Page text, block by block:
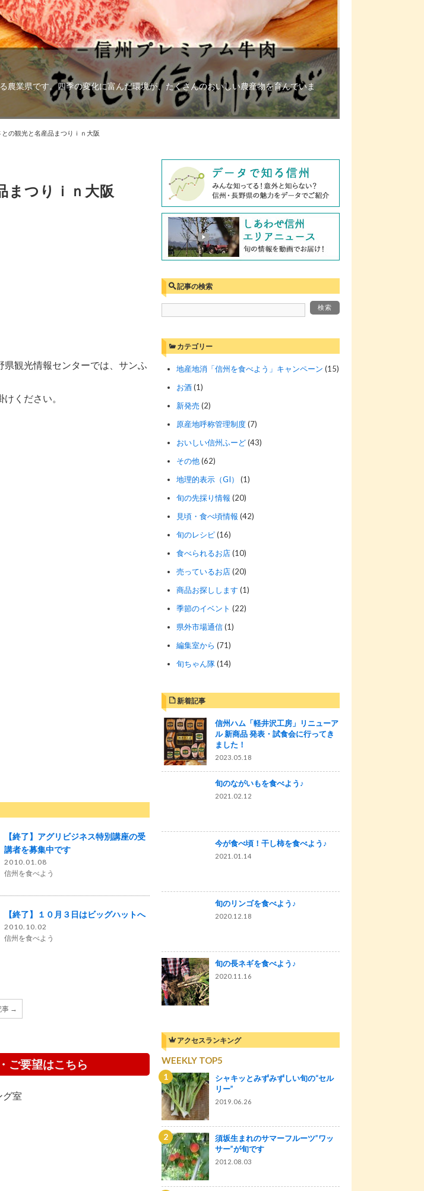
業県です。四季の変化に富んだ環境が、たくさんのおいしい農産物を育んでいま
との観光と名産品まつりｉｎ大阪
まつりｉｎ大阪
観光情報センターでは、サンふ
ください。
【終了】アグリビジネス特別講座の受
講者を募集中です
2010.01.08
信州を食べよう
【終了】１０月３日はビッグハットへ
2010.10.02
信州を食べよう
事 →
ご要望はこちら
グ室
記事の検索
カテゴリー
地産地消「信州を食べよう」キャンペーン (15)
お酒(1)
新発売 (2)
原産地呼称管理制度(7)
おいしい信州ふーど(43)
その他(62)
地理的表示（GI）
(1)
旬の先採り情報 (20)
見頃・食べ頃情報 (42)
旬のレシピ(16)
食べられるお店(10)
売っているお店(20)
商品お探しします (1)
季節のイベント (22)
県外市場通信(1)
編集室から (71)
旬ちゃん隊(14)
新着記事
信州ハム「軽井沢工房」リニューア
ル 新商品 発表・試食会に行ってき
ました！
2023.05.18
旬のながいもを食べよう♪
2021.02.12
今が食べ頃！干し柿を食べよう♪
2021.01.14
旬のリンゴを食べよう♪
2020.12.18
旬の長ネギを食べよう♪
2020.11.16
アクセスランキング
WEEKLY TOP5
シャキッとみずみずしい旬の“セル
リー”
2019.06.26
須坂生まれのサマーフルーツ”ワッ
サー”が旬です
2012.08.03